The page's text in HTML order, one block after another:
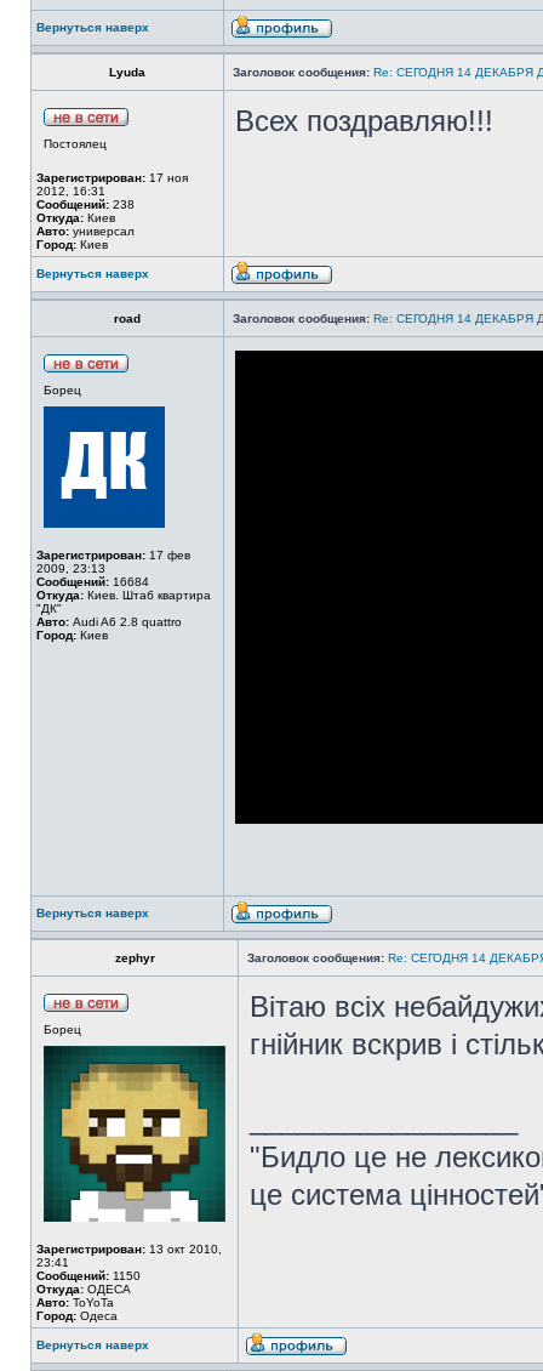
Вернуться наверх
Lyuda Заголовок сообщения: Re: СЕГОДНЯ 14
Постоялец
Зарегистрирован: 17 ноя
2012, 16:31
Сообщений: 238
Откуда: Киев
Авто: универсал
Город: Киев
Всех поздравляю!!!
Вернуться наверх
road Заголовок сообщения: Re: СЕГОДНЯ 14
Борец
Зарегистрирован: 17 фев
2009, 23:13
Сообщений: 16684
Откуда: Киев. Штаб квартира
"ДК"
Авто: Audi A6 2.8 quattro
Город: Киев
Вернуться наверх
zephyr Заголовок сообщения: Re: СЕГОДНЯ 14
Борец
Зарегистрирован: 13 окт 2010,
23:41
Сообщений: 1150
Откуда: ОДЕСА
Авто: ToYoTa
Город: Одеса
Вітаю всіх
гнійник вскрив і
"Бидло це не
це система
Вернуться наверх